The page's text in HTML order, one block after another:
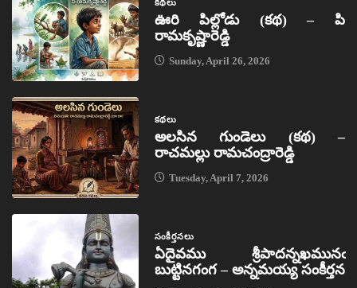
కథలు
ఊరి పిల్లోడు (కథ) – పి
రామకృష్ణారెడ్డి
Sunday, April 26, 2026
కథలు
అలసిన గుండెలు (కథ) –
రాచమల్లు రామచంద్రారెడ్డి
Tuesday, April 7, 2026
సంకీర్తనలు
ఏదైవము శ్రీపాదన్నఖమునఁ
బుట్టినగంగ – అన్నమయ్య సంకీర్తన